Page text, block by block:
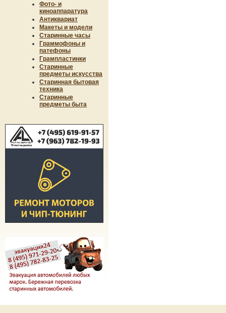
Фото- и
киноаппаратура
Антиквариат
Макеты и модели
Старинные часы
Граммофоны и
патефоны
Грампластинки
Старинные
предметы искусства
Старинная бытовая
техника
Старинные
предметы быта